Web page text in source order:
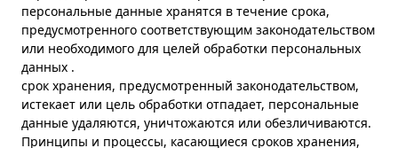
персональные данные хранятся в течение срока,
предусмотренного соответствующим законодательством
или необходимого для целей обработки персональных
данных .
срок хранения, предусмотренный законодательством,
истекает или цель обработки отпадает, персональные
данные удаляются, уничтожаются или обезличиваются.
Принципы и процессы, касающиеся сроков хранения,